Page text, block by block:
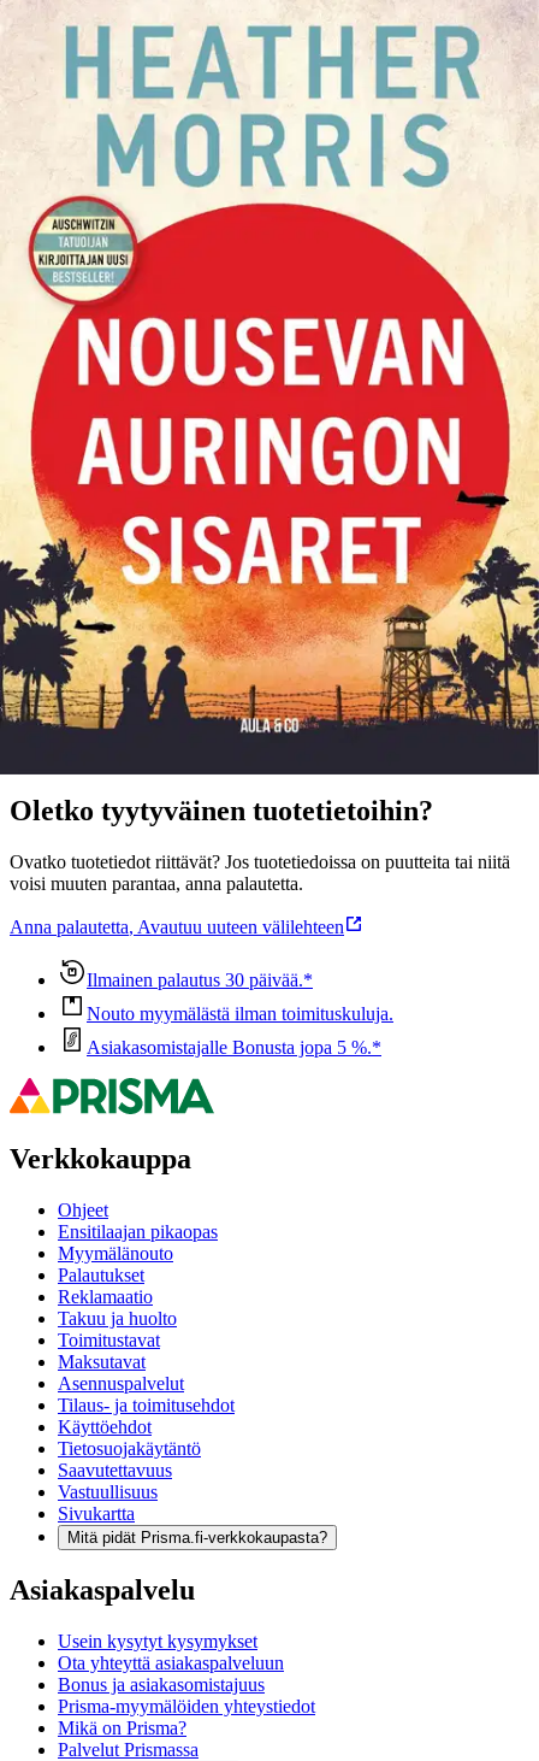
Tuotekuvaus
Ilmiömäinen romaani ystävyyden voimasta kaikkein synkimpinä
hetkinä Englantilainen muusikko Norah Chambers, australialainen
sairaanhoitaja Nesta James sekä suuri joukko skotlantilaisia,
kiinalaisia, uusiseelantilaisia ja singaporelaisia naisia päätyy
japanilaisten vankileirille pommikoneiden tuhottua laivan, jolla
viimeisiä siviilejä yritettiin kuljettaa turvaan piiritetystä Singaporesta.
Leirillä nälkä, väkivalta ja sairaudet ovat päivittäinen uhka.
Pitääkseen vankien mielialaa yllä Norah perustaa kuoron, joka
lopulta esittää klassista musiikkia a cappellana. Norahin ja Nestan
johdolla naiset löytävät itsestään rohkeutta ja neuvokkuutta voittaa
vastukset ja selviytyä hengissä. Nousevan auringon sisaret on
naisten sotaromaani ja kertomus sisaruudesta, urheudesta ja
ystävyydestä, joka kantaa kurjuuden tuolle puolen. Kirjan on
suomentanut Kristiina Drews. Heather Morris on menestyskirjailija,
joka nousi maailmanmaineeseen esikoisteoksellaan Auschwitzin
tatuoija. Hänen kirjojaan on käännetty lukuisille kielille ympäri
maailmaa ja myyty kymmeniä miljoonia kappaleita. Nousevan
auringon sisaret on hänen neljäs romaaninsa.
Näytä lisää tuotekuvausta
Ominaisuudet
Oletko tyytyväinen tuotetietoihin?
Ovatko tuotetiedot riittävät? Jos tuotetiedoissa on puutteita tai niitä
voisi muuten parantaa, anna palautetta.
Anna palautetta, Avautuu uuteen välilehteen
Ilmainen palautus 30 päivää.*
Nouto myymälästä ilman toimituskuluja.
Asiakasomistajalle Bonusta jopa 5 %.*
Verkkokauppa
Ohjeet
Ensitilaajan pikaopas
Myymälänouto
Palautukset
Reklamaatio
Takuu ja huolto
Toimitustavat
Maksutavat
Asennuspalvelut
Tilaus- ja toimitusehdot
Käyttöehdot
Tietosuojakäytäntö
Saavutettavuus
Vastuullisuus
Sivukartta
Mitä pidät Prisma.fi-verkkokaupasta?
Asiakaspalvelu
Usein kysytyt kysymykset
Ota yhteyttä asiakaspalveluun
Bonus ja asiakasomistajuus
Prisma-myymälöiden yhteystiedot
Mikä on Prisma?
Palvelut Prismassa